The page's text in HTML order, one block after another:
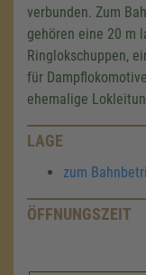
verbunden. Zum
gehören eine 20 m
Ringlokschuppen,
für
ehemalige
LAGE
zum
ÖFFNUNGSZEIT